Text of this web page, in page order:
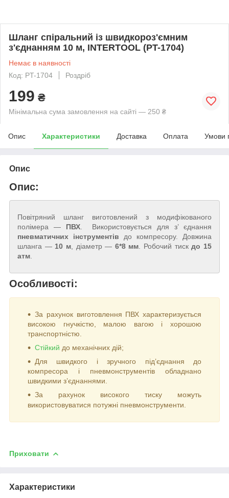
Шланг спіральний із швидкороз'ємним
з'єднанням 10 м, INTERTOOL (PT-1704)
Немає в наявності
Код: PT-1704
Роздріб
199 ₴
Мінімальна сума замовлення на сайті — 250 ₴
Опис Характеристики Доставка Оплата Умови
Опис
Опис:
Повітряний шланг виготовлений з модифікованого
полімера — ПВХ. Використовується для з’ єднання
пневматичних інструментів до компресору. Довжина
шланга — 10 м, діаметр — 6*8 мм. Робочий тискдо 15
атм.
Особливості:
За рахунок виготовлення ПВХ характеризується
високою гнучкістю, малою вагою і хорошою
транспортністю.
Стійкий до механічних дій;
Для швидкого і зручного під’єднання до
компресора і пневмонструментів обладнано
швидкими з’єднаннями.
За рахунок високого тиску можуть
використовуватися потужні пневмонструменти.
Приховати
Характеристики